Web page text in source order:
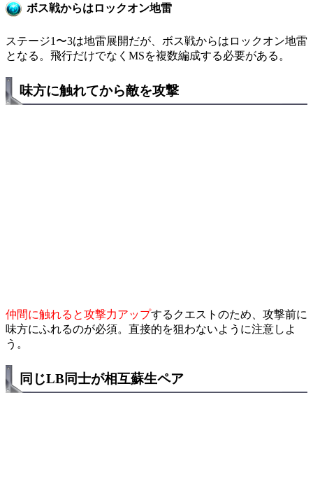
ボス戦からはロックオン地雷
ステージ1〜3は地雷展開だが、ボス戦からはロックオン地雷
となる。飛行だけでなくMSを複数編成する必要がある。
味方に触れてから敵を攻撃
仲間に触れると攻撃力アップするクエストのため、攻撃前に
味方にふれるのが必須。直接的を狙わないように注意しよ
う。
同じLB同士が相互蘇生ペア